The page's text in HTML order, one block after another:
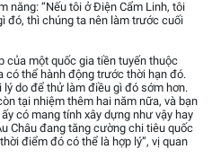
năng: “Nếu tôi ở Điện Cẩm Linh, tôi
đó, thì chúng ta nên làm trước cuối
của một quốc gia tiền tuyến thuộc
có thể hành động trước thời hạn đó.
lý do để thử làm điều gì đó sớm hơn.
tại nhiệm thêm hai năm nữa, và bạn
có mang tính xây dựng như vậy hay
Châu đang tăng cường chi tiêu quốc
điểm đó có thể là hợp lý”, vị quan